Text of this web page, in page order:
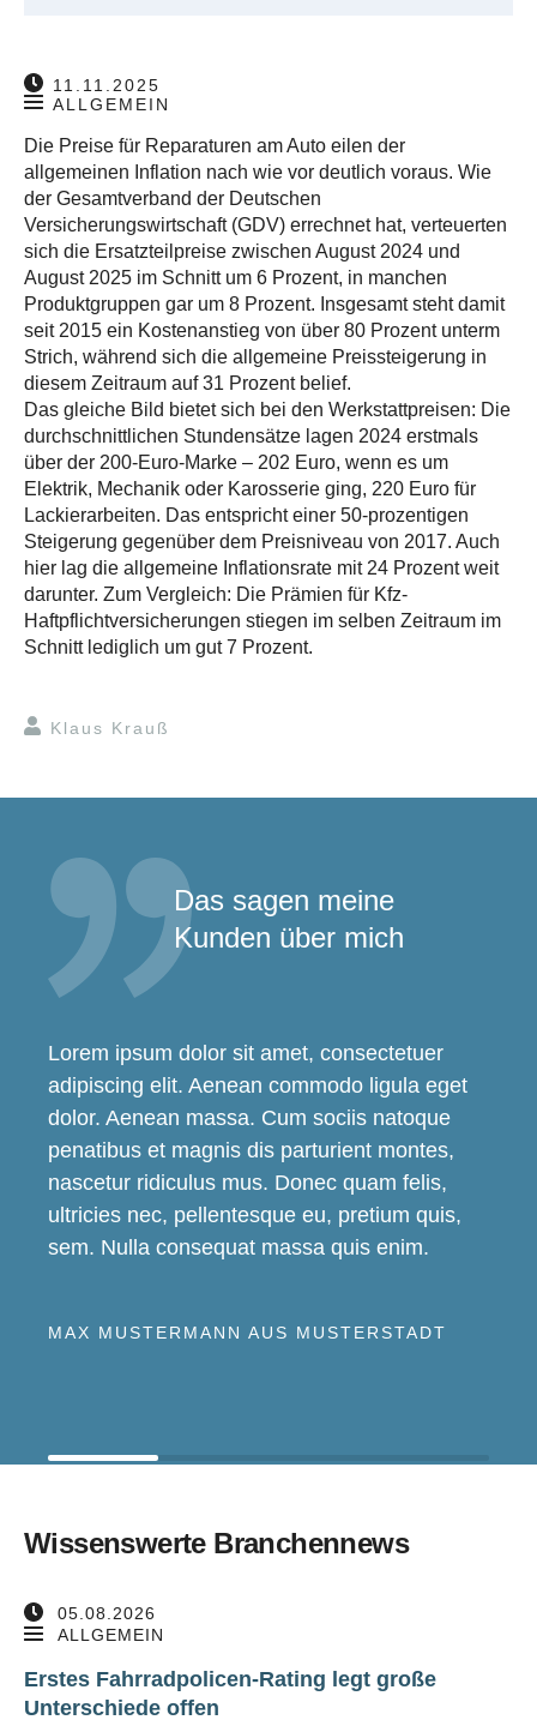
11.11.2025
ALLGEMEIN
Die Preise für Reparaturen am Auto eilen der
allgemeinen Inflation nach wie vor deutlich voraus. Wie
der Gesamtverband der Deutschen
Versicherungswirtschaft (GDV) errechnet hat, verteuerten
sich die Ersatzteilpreise zwischen August 2024 und
August 2025 im Schnitt um 6 Prozent, in manchen
Produktgruppen gar um 8 Prozent. Insgesamt steht damit
seit 2015 ein Kostenanstieg von über 80 Prozent unterm
Strich, während sich die allgemeine Preissteigerung in
diesem Zeitraum auf 31 Prozent belief.
Das gleiche Bild bietet sich bei den Werkstattpreisen: Die
durchschnittlichen Stundensätze lagen 2024 erstmals
über der 200-Euro-Marke – 202 Euro, wenn es um
Elektrik, Mechanik oder Karosserie ging, 220 Euro für
Lackierarbeiten. Das entspricht einer 50-prozentigen
Steigerung gegenüber dem Preisniveau von 2017. Auch
hier lag die allgemeine Inflationsrate mit 24 Prozent weit
darunter. Zum Vergleich: Die Prämien für Kfz-
Haftpflichtversicherungen stiegen im selben Zeitraum im
Schnitt lediglich um gut 7 Prozent.
Klaus Krauß
Das sagen meine
Kunden über mich
Lorem ipsum dolor sit amet, consectetuer
adipiscing elit. Aenean commodo ligula eget
dolor. Aenean massa. Cum sociis natoque
penatibus et magnis dis parturient montes,
nascetur ridiculus mus. Donec quam felis,
ultricies nec, pellentesque eu, pretium quis,
sem. Nulla consequat massa quis enim.
MAX MUSTERMANN AUS MUSTERSTADT
Wissenswerte Branchennews
05.08.2026
ALLGEMEIN
Erstes Fahrradpolicen-Rating legt große
Unterschiede offen